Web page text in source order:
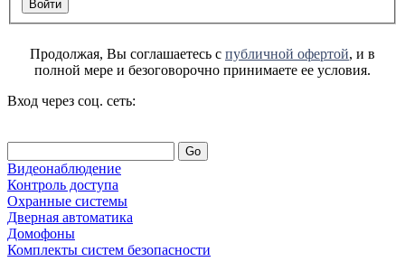
Продолжая, Вы соглашаетесь с публичной офертой, и в
полной мере и безоговорочно принимаете ее условия.
Вход через соц. сеть:
Go
Видеонаблюдение
Контроль доступа
Охранные системы
Дверная автоматика
Домофоны
Комплекты систем безопасности